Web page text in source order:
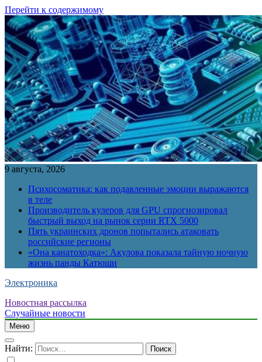
Перейти к содержимому
9 августа, 2026
Психосоматика: как подавленные эмоции выражаются
в теле
Производитель кулеров для GPU спрогнозировал
быстрый выход на рынок серии RTX 5000
Пять украинских дронов попытались атаковать
российские регионы
«Она канатоходка»: Акулова показала тайную ночную
жизнь панды Катюши
Электроника
Новостная рассылка
Случайные новости
Меню
Найти: